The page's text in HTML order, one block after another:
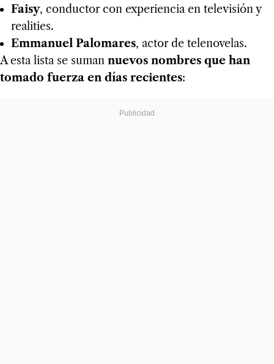
Faisy, conductor con experiencia en televisión y
realities.
Emmanuel Palomares, actor de telenovelas.
A esta lista se suman nuevos nombres que han
tomado fuerza en días recientes: